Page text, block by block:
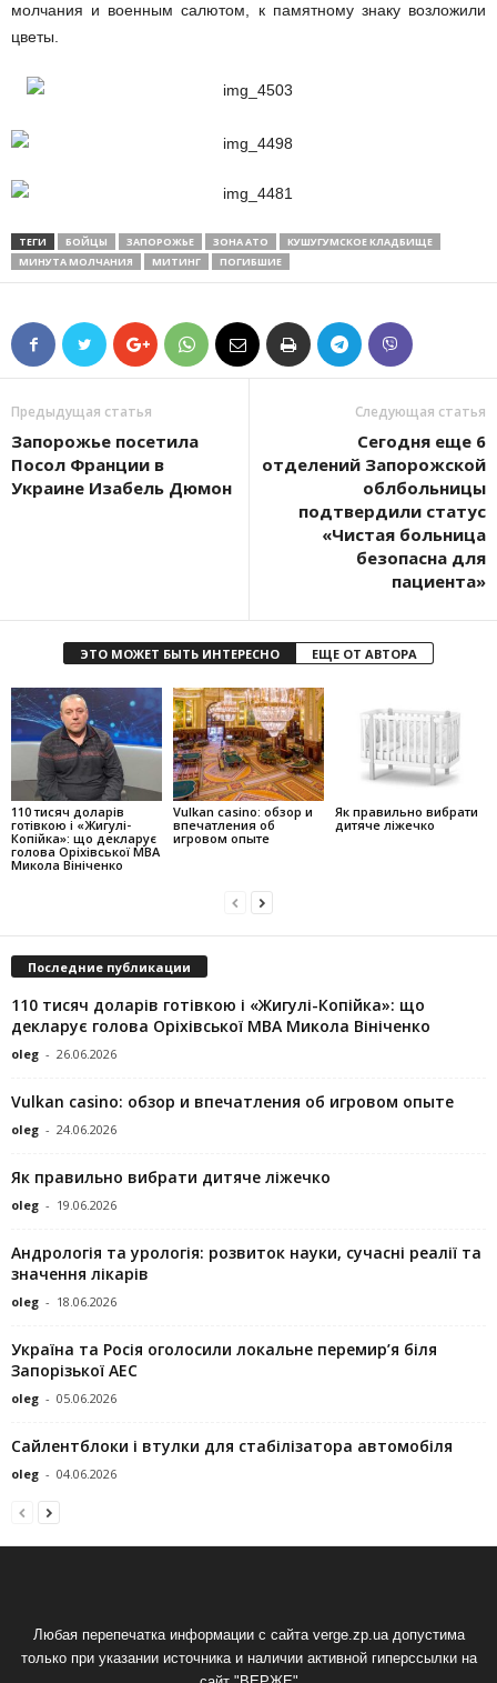
молчания и военным салютом, к памятному знаку возложили
цветы.
ТЕГИ БОЙЦЫ ЗАПОРОЖЬЕ ЗОНА АТО
КУШУГУМСКОЕ КЛАДБИЩЕ
МИНУТА МОЛЧАНИЯ
МИТИНГ ПОГИБШИЕ
Предыдущая статья
Запорожье посетила
Посол Франции в
Украине Изабель Дюмон
Следующая статья
Сегодня еще 6
отделений Запорожской
облбольницы
подтвердили статус
«Чистая больница
безопасна для
пациента»
ЭТО МОЖЕТ БЫТЬ ИНТЕРЕСНО ЕЩЕ ОТ АВТОРА
110 тисяч доларів
готівкою і «Жигулі-
Копійка»: що декларує
голова Оріхівської МВА
Микола Вініченко
Vulkan casino: обзор и
впечатления об
игровом опыте
Як правильно вибрати
дитяче ліжечко
Последние публикации
110 тисяч доларів готівкою і «Жигулі-Копійка»: що
декларує голова Оріхівської МВА Микола Вініченко
oleg - 26.06.2026
Vulkan casino: обзор и впечатления об игровом опыте
oleg - 24.06.2026
Як правильно вибрати дитяче ліжечко
oleg - 19.06.2026
Андрологія та урологія: розвиток науки, сучасні реалії та
значення лікарів
oleg - 18.06.2026
Україна та Росія оголосили локальне перемир’я біля
Запорізької АЕС
oleg - 05.06.2026
Сайлентблоки і втулки для стабілізатора автомобіля
oleg - 04.06.2026
Любая перепечатка информации с сайта verge.zp.ua допустима
только при указании источника и наличии активной гиперссылки на